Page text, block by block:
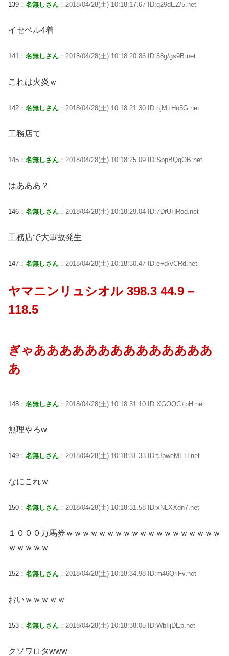
139： 名無しさん ：2018/04/28(土) 10:18:17.67 ID:q29dEZ/5.net
イセベル4着
141： 名無しさん ：2018/04/28(土) 10:18:20.86 ID:58g/gs9B.net
これは火炎ｗ
142： 名無しさん ：2018/04/28(土) 10:18:21.30 ID:njM+Ho5G.net
工務店て
145： 名無しさん ：2018/04/28(土) 10:18:25.09 ID:SppBQqOB.net
はあああ？
146： 名無しさん ：2018/04/28(土) 10:18:29.04 ID:7DrUHRod.net
工務店で大事故発生
147： 名無しさん ：2018/04/28(土) 10:18:30.47 ID:e+d/vCRd.net
ヤマニンリュシオル 398.3 44.9 –
118.5
ぎゃああああああああああああああ
あ
148： 名無しさん ：2018/04/28(土) 10:18:31.10 ID:XGOQC+pH.net
無理やろw
149： 名無しさん ：2018/04/28(土) 10:18:31.33 ID:tJpweMEH.net
なにこれｗ
150： 名無しさん ：2018/04/28(土) 10:18:31.58 ID:xNLXXdn7.net
１０００万馬券ｗｗｗｗｗｗｗｗｗｗｗｗｗｗｗｗｗｗｗ
ｗｗｗｗｗ
152： 名無しさん ：2018/04/28(土) 10:18:34.98 ID:m46QrlFv.net
おいｗｗｗｗｗ
153： 名無しさん ：2018/04/28(土) 10:18:38.05 ID:WbIljDEp.net
クソワロタwww